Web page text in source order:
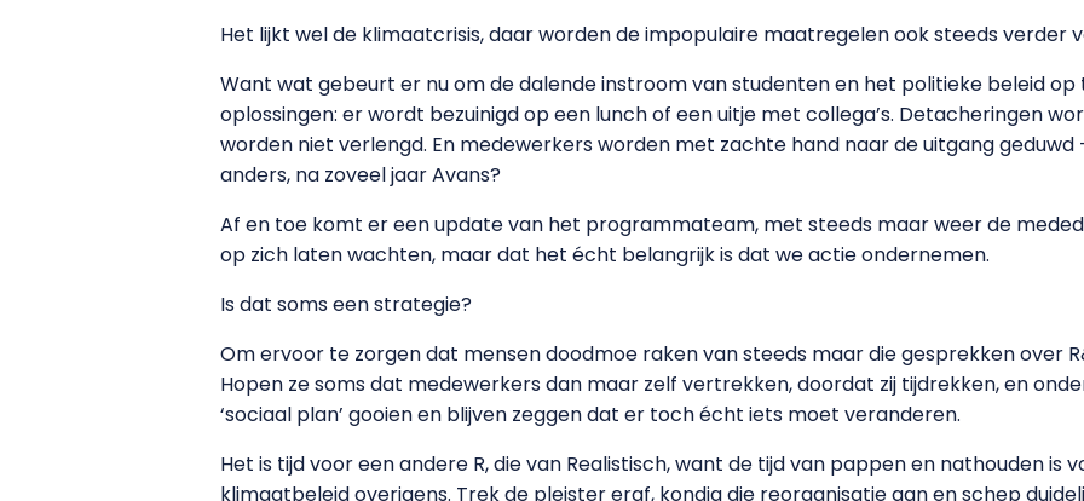
Het lijkt wel de klimaatcrisis, daar worden de impopulaire maatregelen ook steeds verder
Want wat gebeurt er nu om de dalende instroom van studenten en het politieke beleid op
oplossingen: er wordt bezuinigd op een lunch of een uitje met collega’s. Detacheringen
worden niet verlengd. En medewerkers worden met zachte hand naar de uitgang geduwd
anders, na zoveel jaar Avans?
Af en toe komt er een update van het programmateam, met steeds maar weer de
op zich laten wachten, maar dat het écht belangrijk is dat we actie ondernemen.
Is dat soms een strategie?
Om ervoor te zorgen dat mensen doodmoe raken van steeds maar die gesprekken over
Hopen ze soms dat medewerkers dan maar zelf vertrekken, doordat zij tijdrekken, en
‘sociaal plan’ gooien en blijven zeggen dat er toch écht iets moet veranderen.
Het is tijd voor een andere R, die van Realistisch, want de tijd van pappen en nathouden is
klimaatbeleid overigens. Trek de pleister eraf, kondig die reorganisatie aan en schep